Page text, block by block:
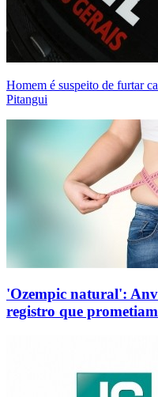
Homem é suspeito de furtar
Pitangui
'Ozempic natural':
registro que